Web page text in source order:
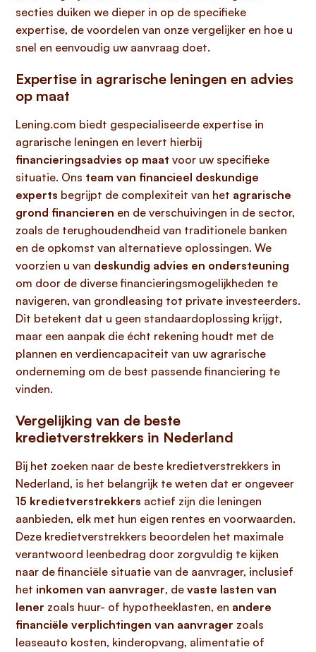
secties duiken we dieper in op de specifieke
expertise, de voordelen van onze vergelijker en hoe u
snel en eenvoudig uw aanvraag doet.
Expertise in agrarische leningen en advies
op maat
Lening.com biedt gespecialiseerde expertise in
agrarische leningen en levert hierbij
financieringsadvies op maat voor uw specifieke
situatie. Ons team van financieel deskundige
experts begrijpt de complexiteit van het agrarische
grond financieren en de verschuivingen in de sector,
zoals de terughoudendheid van traditionele banken
en de opkomst van alternatieve oplossingen. We
voorzien u van deskundig advies en ondersteuning
om door de diverse financieringsmogelijkheden te
navigeren, van grondleasing tot private investeerders.
Dit betekent dat u geen standaardoplossing krijgt,
maar een aanpak die écht rekening houdt met de
plannen en verdiencapaciteit van uw agrarische
onderneming om de best passende financiering te
vinden.
Vergelijking van de beste
kredietverstrekkers in Nederland
Bij het zoeken naar de beste kredietverstrekkers in
Nederland, is het belangrijk te weten dat er ongeveer
15 kredietverstrekkers actief zijn die leningen
aanbieden, elk met hun eigen rentes en voorwaarden.
Deze kredietverstrekkers beoordelen het maximale
verantwoord leenbedrag door zorgvuldig te kijken
naar de financiële situatie van de aanvrager, inclusief
het inkomen van aanvrager, de vaste lasten van
lener zoals huur- of hypotheeklasten, en andere
financiële verplichtingen van aanvrager zoals
leaseauto kosten, kinderopvang, alimentatie of